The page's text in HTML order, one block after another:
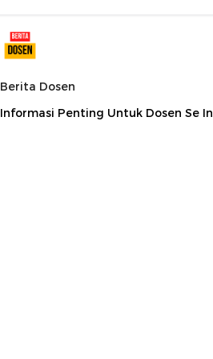
Berita Dosen
Informasi Penting Untuk Dosen Se